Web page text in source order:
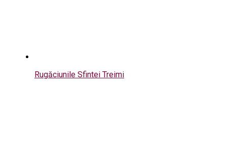
Rugăciunile Sfintei Treimi